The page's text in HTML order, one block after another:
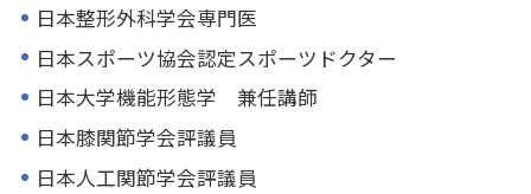
日本整形外科学会専門医
日本スポーツ協会認定スポーツドクター
日本大学機能形態学 兼任講師
日本膝関節学会評議員
日本人工関節学会評議員